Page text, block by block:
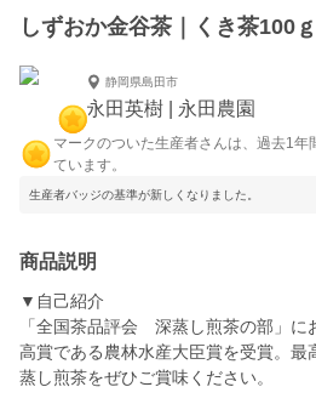
しずおか金谷茶｜くき茶100ｇ
静岡県島田市
永田英樹 | 永田農園
マークのついた生産者さんは、過去1
ています。
生産者バッジの基準が新しくなりました。
商品説明
▼自己紹介
「全国茶品評会 深蒸し煎茶の部」に
高賞である農林水産大臣賞を受賞。最
蒸し煎茶をぜひご賞味ください。